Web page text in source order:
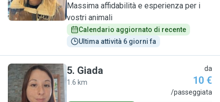
Massima affidabilità e esperienza per i
vostri animali
Calendario aggiornato di recente
Ultima attività 6 giorni fa
G
5. Giada
1.6 km
da
10 €
/passeggiata